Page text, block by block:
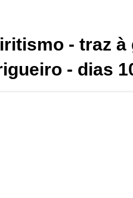
- traz
- dias